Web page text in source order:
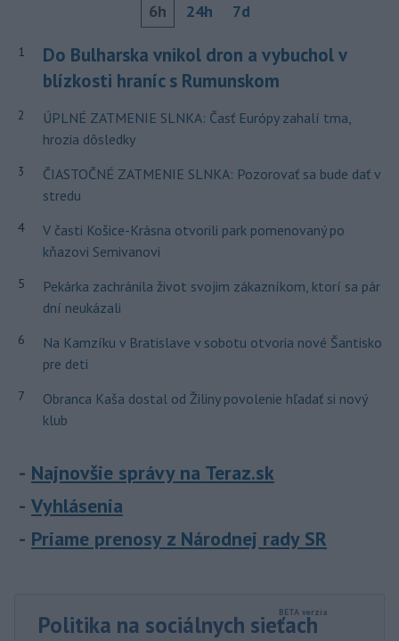
6h 24h 7d
1
Do Bulharska vnikol dron a vybuchol v
blízkosti hraníc s Rumunskom
2
ÚPLNÉ ZATMENIE SLNKA: Časť Európy zahalí tma,
hrozia dôsledky
3
ČIASTOČNÉ ZATMENIE SLNKA: Pozorovať sa bude dať v
stredu
4
V časti Košice-Krásna otvorili park pomenovaný po
kňazovi Semivanovi
5
Pekárka zachránila život svojim zákazníkom, ktorí sa pár
dní neukázali
6
Na Kamzíku v Bratislave v sobotu otvoria nové Šantisko
pre deti
7
Obranca Kaša dostal od Žiliny povolenie hľadať si nový
klub
Najnovšie správy na Teraz.sk
Vyhlásenia
Priame prenosy z Národnej rady SR
Politika na sociálnych sieťach